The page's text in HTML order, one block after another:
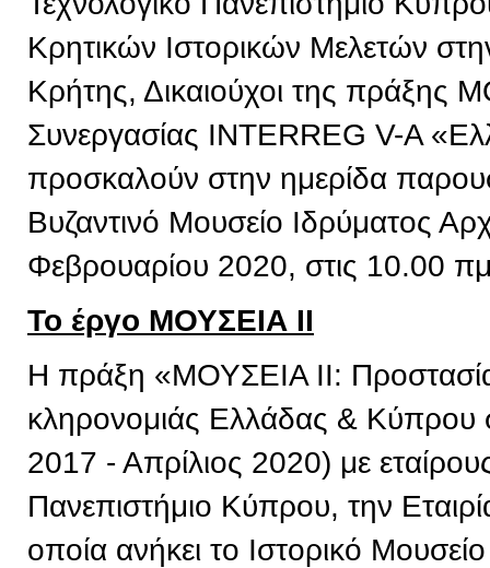
Κρητικών Ιστορικών Μελετών
Κρήτης, Δικαιούχοι της πράξης
Συνεργασίας INTERREG V-A
προσκαλούν στην ημερίδα
Βυζαντινό Μουσείο Ιδρύματος
Φεβρουαρίου 2020, στις 10.00
Το έργο ΜΟΥΣΕΙΑ ΙΙ
Η πράξη «ΜΟΥΣΕΙΑ ΙΙ: Προστασία
κληρονομιάς Ελλάδας & Κύπρου
2017 - Απρίλιος 2020) με
Πανεπιστήμιο Κύπρου, την
οποία ανήκει το Ιστορικό